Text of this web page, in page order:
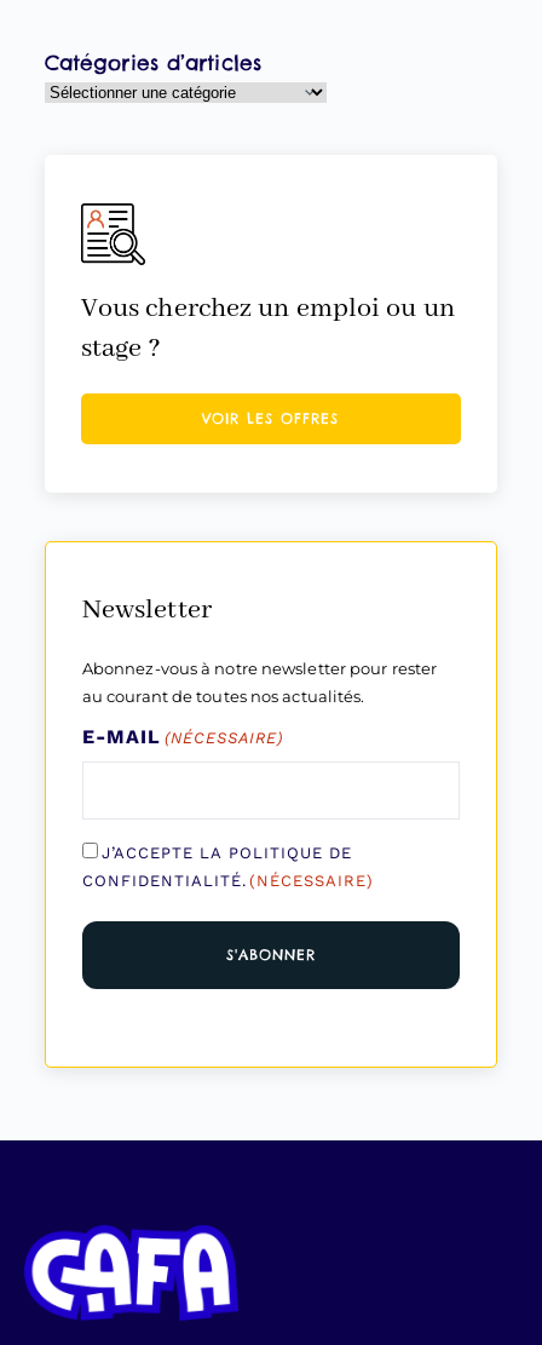
Catégories d’articles
Vous cherchez un emploi ou un
stage ?
VOIR LES OFFRES
Newsletter
Abonnez-vous à notre newsletter pour rester
au courant de toutes nos actualités.
E-MAIL (NÉCESSAIRE)
RGPD
(Nécessaire)
J’ACCEPTE LA POLITIQUE DE
CONFIDENTIALITÉ. (NÉCESSAIRE)